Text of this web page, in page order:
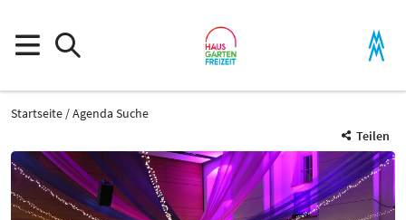
Startseite
Agenda Suche
Teilen